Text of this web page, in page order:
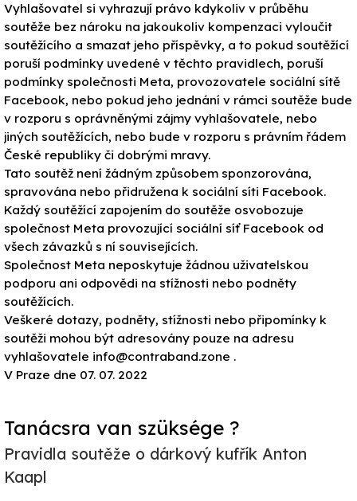
Vyhlašovatel si vyhrazují právo kdykoliv v průběhu
soutěže bez nároku na jakoukoliv kompenzaci vyloučit
soutěžícího a smazat jeho příspěvky, a to pokud soutěžící
poruší podmínky uvedené v těchto pravidlech, poruší
podmínky společnosti Meta, provozovatele sociální sítě
Facebook, nebo pokud jeho jednání v rámci soutěže bude
v rozporu s oprávněnými zájmy vyhlašovatele, nebo
jiných soutěžících, nebo bude v rozporu s právním řádem
České republiky či dobrými mravy.
Tato soutěž není žádným způsobem sponzorována,
spravována nebo přidružena k sociální síti Facebook.
Každý soutěžící zapojením do soutěže osvobozuje
společnost Meta provozující sociální síť Facebook od
všech závazků s ní souvisejících.
Společnost Meta neposkytuje žádnou uživatelskou
podporu ani odpovědi na stížnosti nebo podněty
soutěžících.
Veškeré dotazy, podněty, stížnosti nebo připomínky k
soutěži mohou být adresovány pouze na adresu
vyhlašovatele info@contraband.zone .
V Praze dne 07. 07. 2022
Tanácsra van szüksége ?
Pravidla soutěže o dárkový kufřík Anton
Kaapl